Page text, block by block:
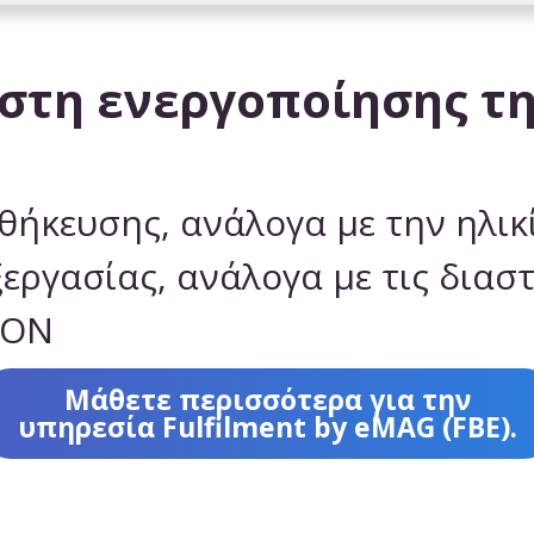
ενεργοποίησης
ανάλογα με την
ανάλογα με τις
Μάθετε περισσότερα για την
υπηρεσία Fulfilment by eMAG (FBE).